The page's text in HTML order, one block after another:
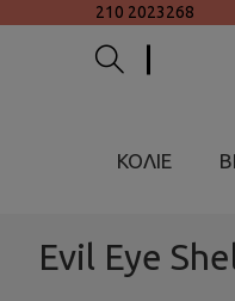
210 2023268
ΚΟΛΙΕ
Evil Eye